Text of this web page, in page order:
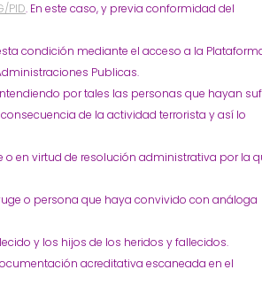
PID. En este caso, y previa conformidad del
condición mediante el acceso a la
Publicas.
por tales las personas que hayan
de la actividad terrorista y así lo
en virtud de resolución administrativa por la
o persona que haya convivido con análoga
y los hijos de los heridos y fallecidos.
acreditativa escaneada en el